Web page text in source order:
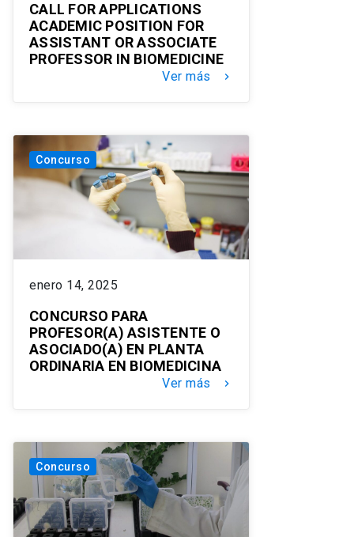
CALL FOR APPLICATIONS
ACADEMIC POSITION FOR
ASSISTANT OR ASSOCIATE
PROFESSOR IN BIOMEDICINE
Ver más keyboard_arrow_right
Concurso
enero 14, 2025
CONCURSO PARA
PROFESOR(A) ASISTENTE O
ASOCIADO(A) EN PLANTA
ORDINARIA EN BIOMEDICINA
Ver más keyboard_arrow_right
Concurso